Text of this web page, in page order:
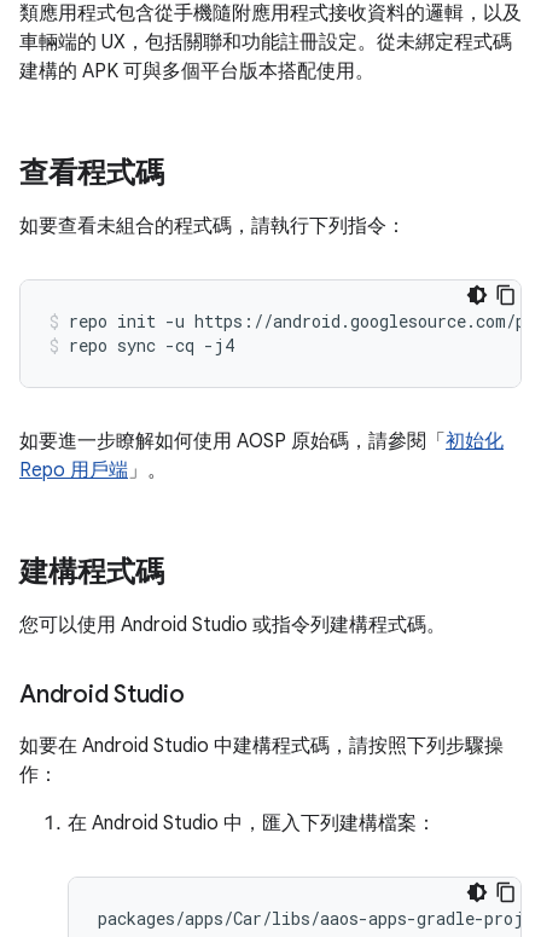
類應用程式包含從手機隨附應用程式接收資料的邏輯，以及
車輛端的 UX，包括關聯和功能註冊設定。從未綁定程式碼
建構的 APK 可與多個平台版本搭配使用。
查看程式碼
如要查看未組合的程式碼，請執行下列指令：
repo init -u https://android.googlesource.com/
repo sync -cq -j4
如要進一步瞭解如何使用 AOSP 原始碼，請參閱「 初始化
Repo 用戶端」。
建構程式碼
您可以使用 Android Studio 或指令列建構程式碼。
Android Studio
如要在 Android Studio 中建構程式碼，請按照下列步驟操
作：
在 Android Studio 中，匯入下列建構檔案：